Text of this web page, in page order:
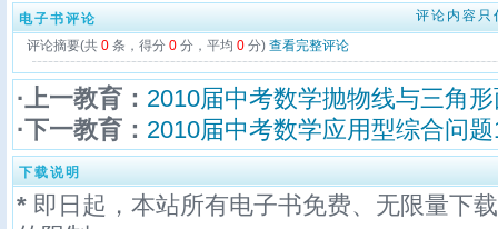
电子书评论
评论内容只
评论摘要(共 0 条，得分 0 分，平均 0 分) 查看完整评论
·上一教育： 2010届中考数学抛物线与三角
·下一教育： 2010届中考数学应用型综合问
下载说明
* 即日起，本站所有电子书免费、无限量下